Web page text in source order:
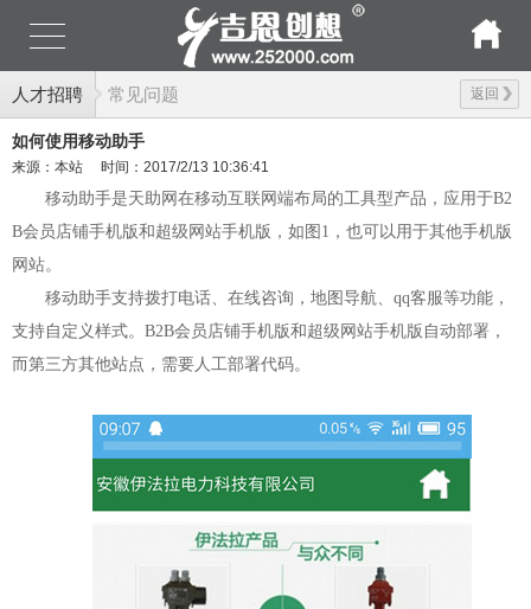
人才招聘 返回
常见问题
如何使用移动助手
来源：本站 时间：2017/2/13 10:36:41
移动助手是天助网在移动互联网端布局的工具型产品，应用于B2
B会员店铺手机版和超级网站手机版，如图1，也可以用于其他手机版
网站。
移动助手支持拨打电话、在线咨询，地图导航、qq客服等功能，
支持自定义样式。B2B会员店铺手机版和超级网站手机版自动部署，
而第三方其他站点，需要人工部署代码。